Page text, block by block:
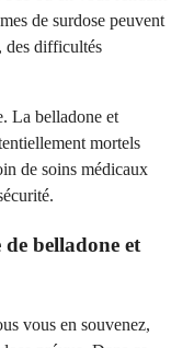
de surdose peuvent
des difficultés
La belladone et
mortels
de soins médicaux
belladone et
vous en souvenez,